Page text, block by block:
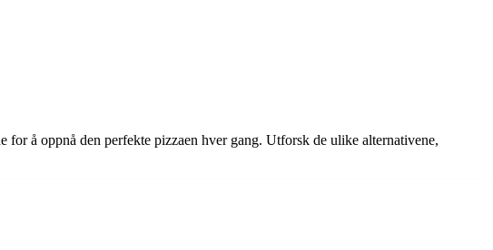
å oppnå den perfekte pizzaen hver gang. Utforsk de ulike alternativene,